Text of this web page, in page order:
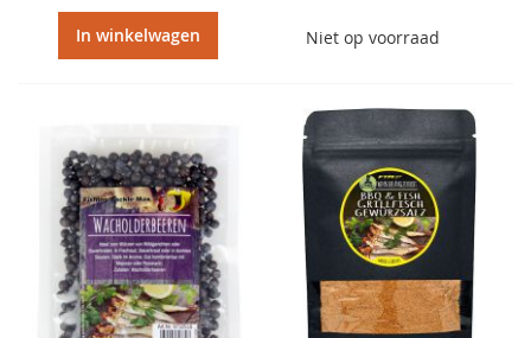
In winkelwagen Niet op voorraad